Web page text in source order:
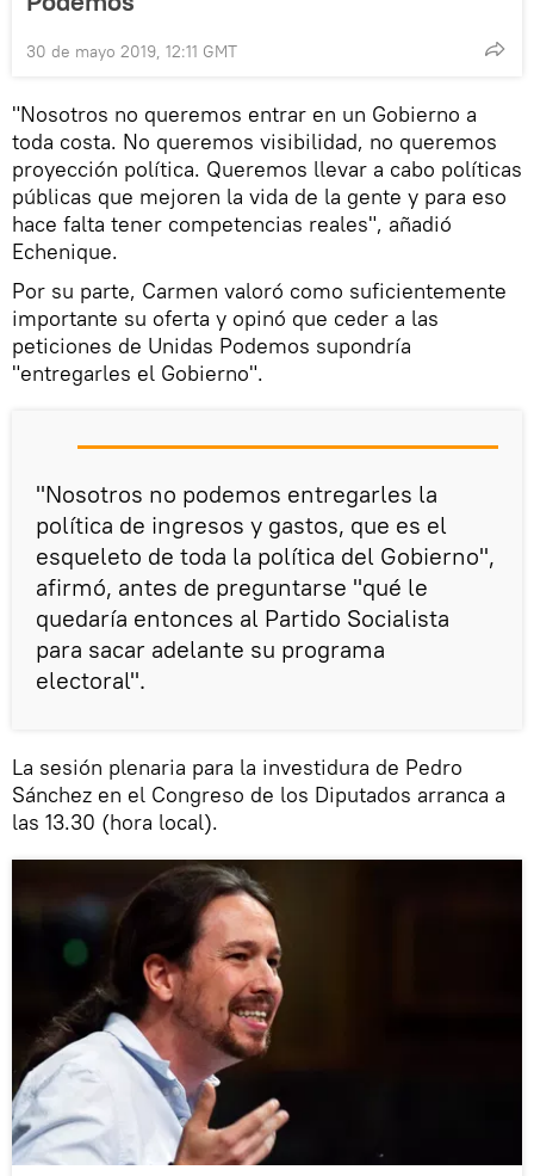
30 de mayo 2019, 12:11 GMT
"Nosotros no queremos entrar en un Gobierno a
toda costa. No queremos visibilidad, no queremos
proyección política. Queremos llevar a cabo políticas
públicas que mejoren la vida de la gente y para eso
hace falta tener competencias reales", añadió
Echenique.
Por su parte, Carmen valoró como suficientemente
importante su oferta y opinó que ceder a las
peticiones de Unidas Podemos supondría
"entregarles el Gobierno".
"Nosotros no podemos entregarles la
política de ingresos y gastos, que es el
esqueleto de toda la política del Gobierno",
afirmó, antes de preguntarse "qué le
quedaría entonces al Partido Socialista
para sacar adelante su programa
electoral".
La sesión plenaria para la investidura de Pedro
Sánchez en el Congreso de los Diputados arranca a
las 13.30 (hora local).